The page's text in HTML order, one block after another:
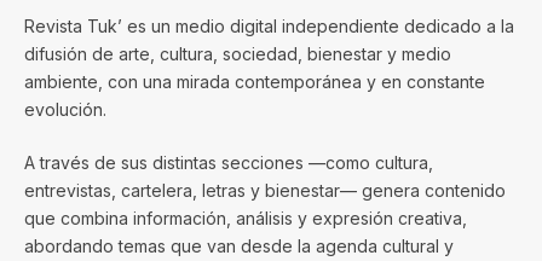
Revista Tuk’ es un medio digital independiente dedicado a la
difusión de arte, cultura, sociedad, bienestar y medio
ambiente, con una mirada contemporánea y en constante
evolución.
A través de sus distintas secciones —como cultura,
entrevistas, cartelera, letras y bienestar— genera contenido
que combina información, análisis y expresión creativa,
abordando temas que van desde la agenda cultural y